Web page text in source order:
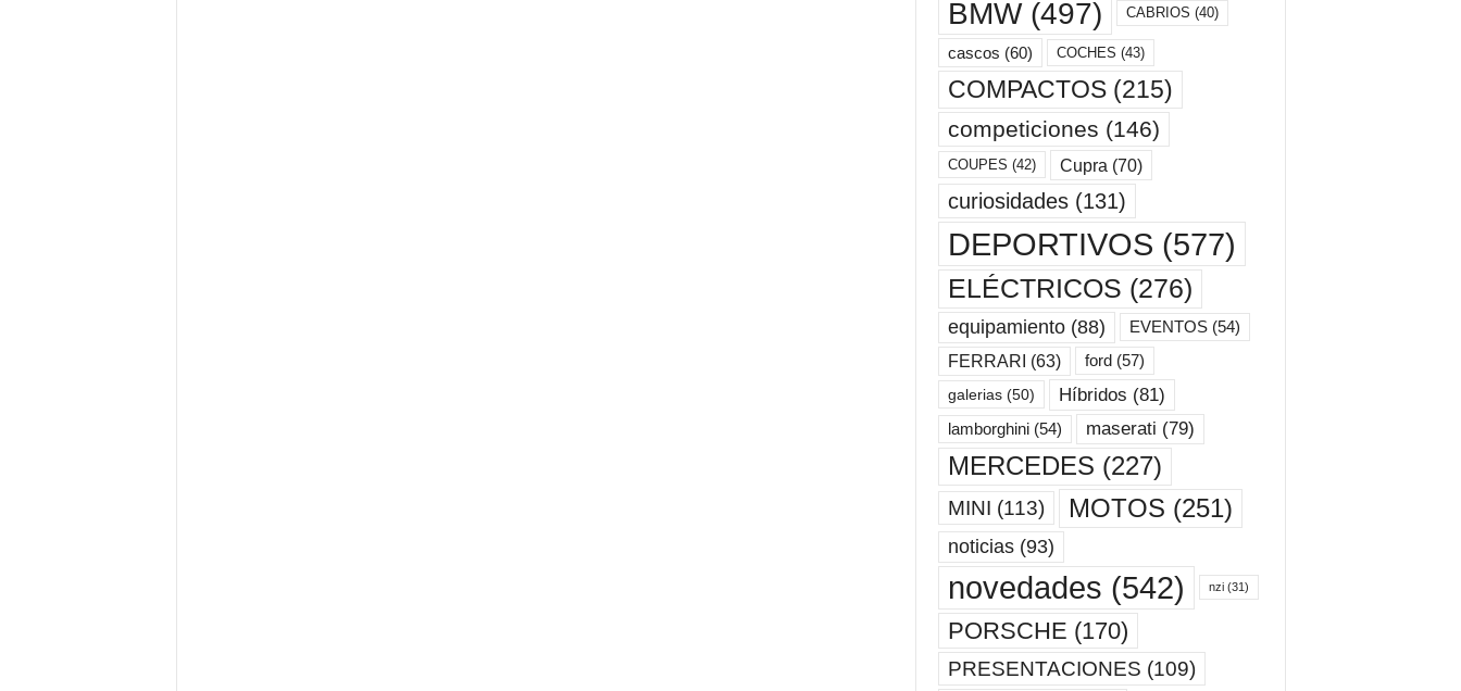
BMW(497) CABRIOS (40)
cascos (60) COCHES (43)
COMPACTOS(215)
competiciones (146)
COUPES (42) Cupra (70)
curiosidades(131)
DEPORTIVOS (577)
ELÉCTRICOS (276)
equipamiento(88) EVENTOS(54)
FERRARI (63) ford(57)
galerias(50) Híbridos (81)
lamborghini(54) maserati (79)
MERCEDES (227)
MINI (113) MOTOS (251)
noticias(93)
novedades (542) nzi(31)
PORSCHE (170)
PRESENTACIONES (109)